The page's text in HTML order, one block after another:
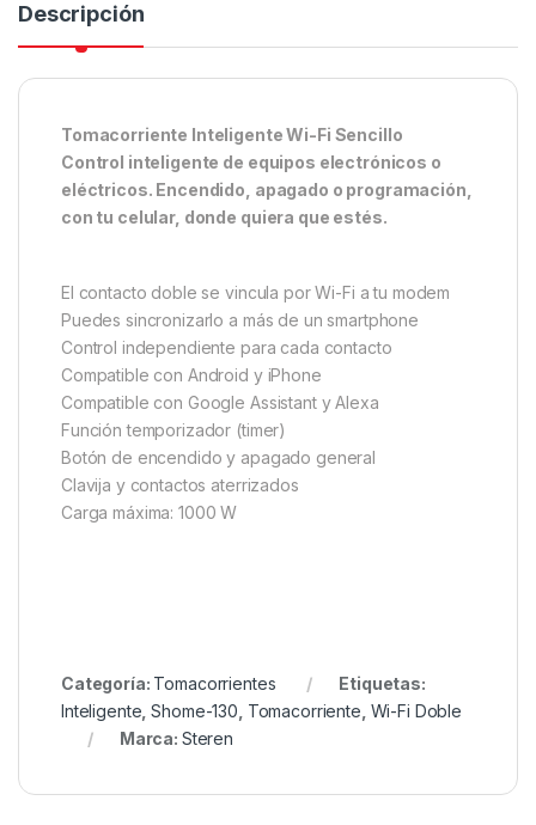
Descripción
Tomacorriente Inteligente Wi-Fi Sencillo
Control inteligente de equipos electrónicos o
eléctricos. Encendido, apagado o programación,
con tu celular, donde quiera que estés.
El contacto doble se vincula por Wi-Fi a tu modem
Puedes sincronizarlo a más de un smartphone
Control independiente para cada contacto
Compatible con Android y iPhone
Compatible con Google Assistant y Alexa
Función temporizador (timer)
Botón de encendido y apagado general
Clavija y contactos aterrizados
Carga máxima: 1000 W
Categoría: Tomacorrientes
Etiquetas:
Inteligente ,Shome-130 Tomacorriente Wi-Fi Doble
Marca: Steren